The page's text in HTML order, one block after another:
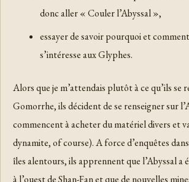
donc aller « Couler l’Abyssal »,
essayer de savoir pourquoi et
s’intéresse aux Glyphes.
Alors que je m’attendais plutôt à ce qu’ils se
Gomorrhe, ils décident de se renseigner sur
commencent à acheter du matériel divers et
dynamite, of course). A force d’enquêtes
îles alentours, ils apprennent que l’Abyssal a
à l’ouest de Shan-Fan et que de nouvelles